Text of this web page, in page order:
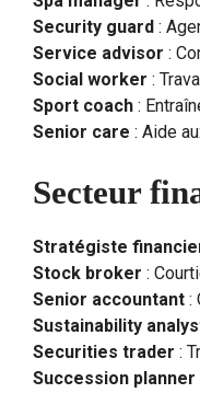
Security guard :
Service advisor :
Social worker :
Sport coach :
Senior care : Aide
Secteur
Stratégiste
Stock broker :
Senior accountant :
Sustainability
Securities trader :
Succession planner